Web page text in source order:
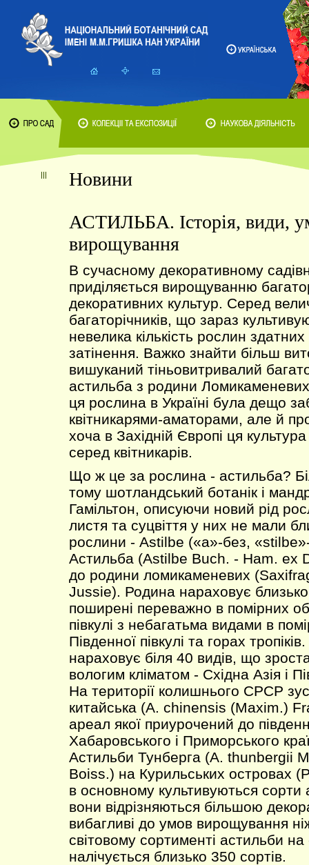
Новини
АСТИЛЬБА. Історія, види,
вирощування
В сучасному декоративному
приділяється вирощуванню
декоративних культур. Серед
багаторічників, що зараз
невелика кількість рослин
затінення. Важко знайти більш
вишуканий тіньовитривалий
астильба з родини
ця рослина в Україні була дещо
квітникарями-аматорами, але й
хоча в Західній Європі ця
серед квітникарів.
Що ж це за рослина - астильба?
тому шотландський ботанік і
Гамільтон, описуючи новий рід
листя та суцвіття у них не мали
рослини - Astilbe («а»-без,
Астильба (Astilbe Buch. - Ham. ex
до родини ломикаменевих
Jussie). Родина нараховує
поширені переважно в помірних
півкулі з небагатьма видами в
Південної півкулі та горах
нараховує біля 40 видів, що
вологим кліматом - Східна Азія і
На території колишнього СРСР
китайська (A. chinensis (Maxim.)
ареал якої приурочений до
Хабаровського і Приморського
Астильби Тунберга (A. thunbergii
Boiss.) на Курильських островах
в основному культивуються
вони відрізняються більшою
вибагливі до умов вирощування
світовому сортименті астильби на
налічується близько 350 сортів.